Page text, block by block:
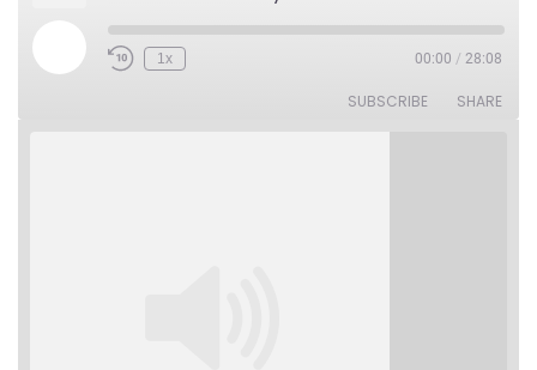
Play
Episode
Rewind
1x 00:00 / 28:08
SUBSCRIBE SHARE